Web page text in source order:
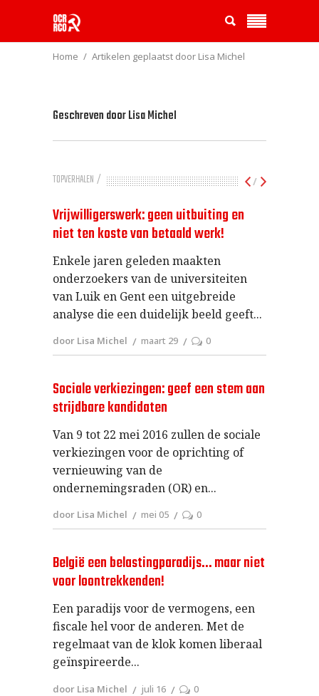
Home Artikelen geplaatst door Lisa Michel
Geschreven doorLisa Michel
TOPVERHALEN
Vrijwilligerswerk: geen uitbuiting en
niet ten koste van betaald werk!
Enkele jaren geleden maakten
onderzoekers van de universiteiten
van Luik en Gent een uitgebreide
analyse die een duidelijk beeld geeft
door Lisa Michel maart 29 0
Sociale verkiezingen: geef een stem aan
strijdbare kandidaten
Van 9 tot 22 mei 2016 zullen de sociale
verkiezingen voor de oprichting of
vernieuwing van de
ondernemingsraden (OR) en
door Lisa Michel mei 05 0
België een belastingparadijs… maar niet
voor loontrekkenden!
Een paradijs voor de vermogens, een
fiscale hel voor de anderen. Met de
regelmaat van de klok komen liberaal
geïnspireerde
door Lisa Michel juli 16 0
/